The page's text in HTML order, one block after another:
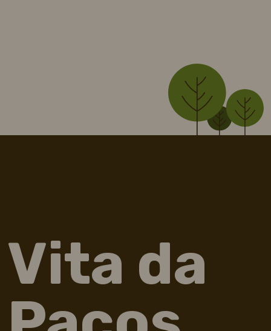
Vita da